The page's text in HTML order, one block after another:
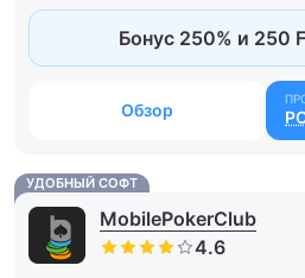
Бонус 250% и 250
Обзор
УДОБНЫЙ СОФТ
MobilePokerClub